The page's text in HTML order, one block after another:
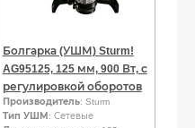
Болгарка (УШМ) Sturm!
AG95125, 125 мм, 900 Вт, с
регулировкой оборотов
Производитель: Sturm
Тип УШМ : Сетевые